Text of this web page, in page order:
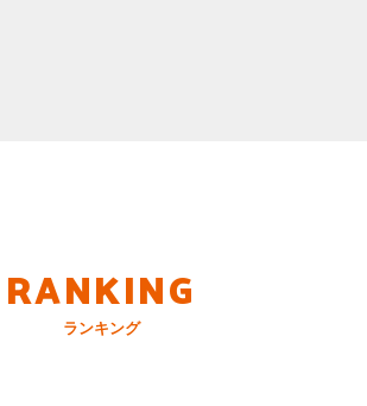
RANKING
ランキング